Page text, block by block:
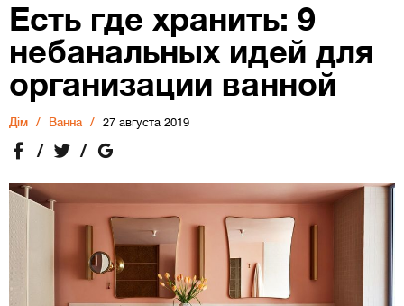
Есть где хранить: 9
небанальных идей для
организации ванной
Дiм Ванна 27 августа 2019